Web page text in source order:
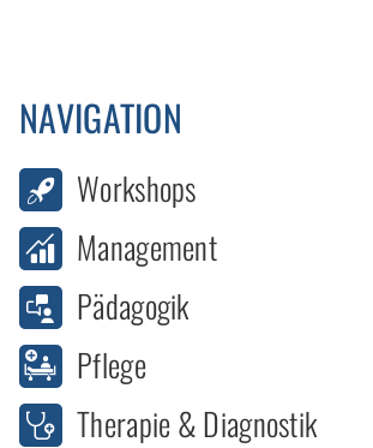
NAVIGATION
Workshops
Management
Pädagogik
Pflege
Therapie & Diagnostik